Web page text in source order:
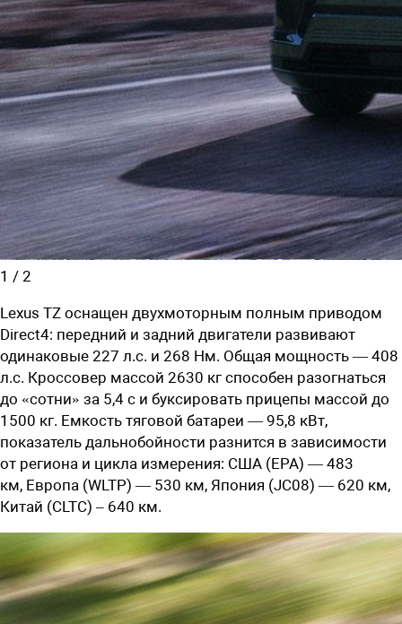
1 / 2
Lexus TZ оснащен двухмоторным полным приводом
Direct4: передний и задний двигатели развивают
одинаковые 227 л.с. и 268 Нм. Общая мощность — 408
л.с. Кроссовер массой 2630 кг способен разогнаться
до «сотни» за 5,4 с и буксировать прицепы массой до
1500 кг. Емкость тяговой батареи — 95,8 кВт,
показатель дальнобойности разнится в зависимости
от региона и цикла измерения: США (EPA) — 483
км, Европа (WLTP) — 530 км, Япония (JC08) — 620 км,
Китай (CLTC) – 640 км.